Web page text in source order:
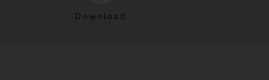
Download